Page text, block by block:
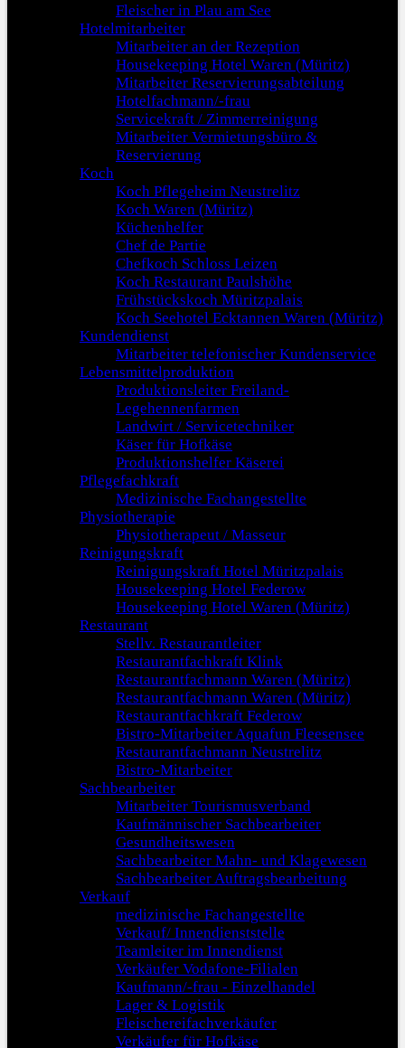
Fleischer in Plau am See
Hotelmitarbeiter
Mitarbeiter an der Rezeption
Housekeeping Hotel Waren (Müritz)
Mitarbeiter Reservierungsabteilung
Hotelfachmann/-frau
Servicekraft / Zimmerreinigung
Mitarbeiter Vermietungsbüro &
Reservierung
Koch
Koch Pflegeheim Neustrelitz
Koch Waren (Müritz)
Küchenhelfer
Chef de Partie
Chefkoch Schloss Leizen
Koch Restaurant Paulshöhe
Frühstückskoch Müritzpalais
Koch Seehotel Ecktannen Waren (Müritz)
Kundendienst
Mitarbeiter telefonischer Kundenservice
Lebensmittelproduktion
Produktionsleiter Freiland-
Legehennenfarmen
Landwirt / Servicetechniker
Käser für Hofkäse
Produktionshelfer Käserei
Pflegefachkraft
Medizinische Fachangestellte
Physiotherapie
Physiotherapeut / Masseur
Reinigungskraft
Reinigungskraft Hotel Müritzpalais
Housekeeping Hotel Federow
Housekeeping Hotel Waren (Müritz)
Restaurant
Stellv. Restaurantleiter
Restaurantfachkraft Klink
Restaurantfachmann Waren (Müritz)
Restaurantfachmann Waren (Müritz)
Restaurantfachkraft Federow
Bistro-Mitarbeiter Aquafun Fleesensee
Restaurantfachmann Neustrelitz
Bistro-Mitarbeiter
Sachbearbeiter
Mitarbeiter Tourismusverband
Kaufmännischer Sachbearbeiter
Gesundheitswesen
Sachbearbeiter Mahn- und Klagewesen
Sachbearbeiter Auftragsbearbeitung
Verkauf
medizinische Fachangestellte
Verkauf/ Innendienststelle
Teamleiter im Innendienst
Verkäufer Vodafone-Filialen
Kaufmann/-frau - Einzelhandel
Lager & Logistik
Fleischereifachverkäufer
Verkäufer für Hofkäse